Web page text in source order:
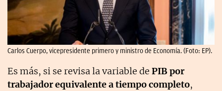
Carlos Cuerpo, vicepresidente primero y ministro de Economía. (Foto: EP).
Es más, si se revisa la variable de PIB por
trabajador equivalente a tiempo completo,